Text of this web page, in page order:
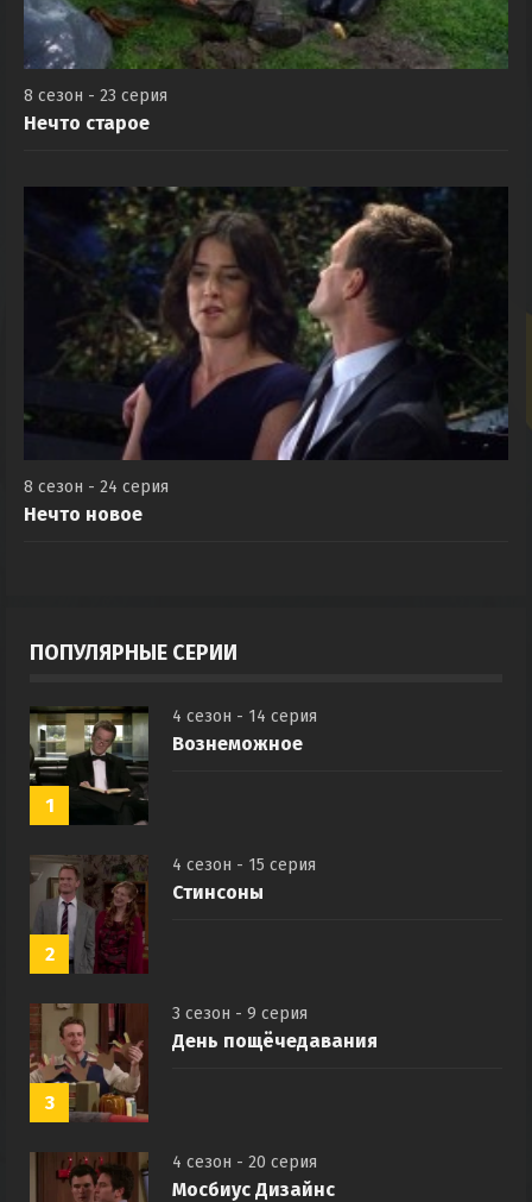
8 сезон - 23 серия
Нечто старое
8 сезон - 24 серия
Нечто новое
ПОПУЛЯРНЫЕ СЕРИИ
1
4 сезон - 14 серия
Вознеможное
2
4 сезон - 15 серия
Стинсоны
3
3 сезон - 9 серия
День пощёчедавания
4 сезон - 20 серия
Мосбиус Дизайнс